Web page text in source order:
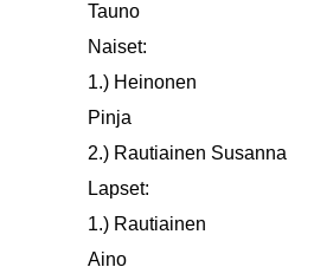
Tauno
Naiset:
1.) Heinonen
Pinja
2.) Rautiainen Susanna
Lapset:
1.) Rautiainen
Aino